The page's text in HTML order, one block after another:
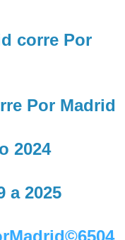
corre Por
Por Madrid
2024
a 2025